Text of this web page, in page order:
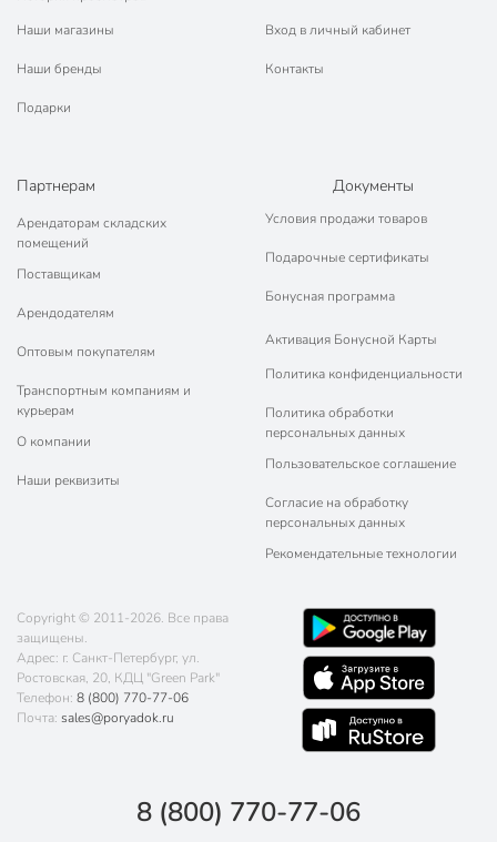
Наши магазины
Наши бренды
Подарки
Вход в личный кабинет
Контакты
Партнерам
Арендаторам складских
помещений
Поставщикам
Арендодателям
Оптовым покупателям
Транспортным компаниям и
курьерам
О компании
Наши реквизиты
Документы
Условия продажи товаров
Подарочные сертификаты
Бонусная программа
Активация Бонусной Карты
Политика конфиденциальности
Политика обработки
персональных данных
Пользовательское соглашение
Согласие на обработку
персональных данных
Рекомендательные технологии
Copyright © 2011-2026. Все права
защищены.
Адрес: г. Санкт-Петербург, ул.
Ростовская, 20, КДЦ "Green Park"
Телефон: 8 (800) 770-77-06
Почта: sales@poryadok.ru
8 (800) 770-77-06